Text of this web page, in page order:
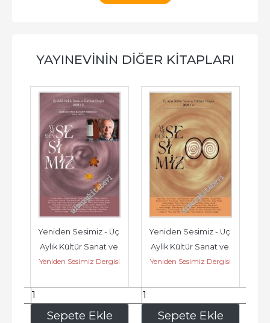
YAYINEVININ DIĞER KITAPLARI
Sepete Ekle
Yeniden Sesimiz - Üç
Aylık Kültür Sanat ve
Edebiyat Dergisi  -
Yeniden Sesimiz Dergisi
187,50 Sepete Ekle
Yeniden Sesimiz - Üç
Aylık Kültür Sanat ve
Edebiyat Dergisi  -
Yeniden Sesimiz Dergisi
187,50